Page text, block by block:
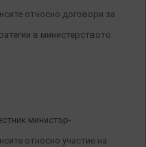
относно договори за
в министерството.
министър-
относно участие на